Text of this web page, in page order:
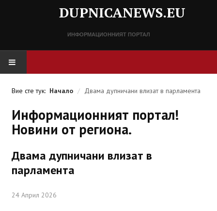
DUPNICANEWS.EU
ИНФОРМАЦИОННИЯТ ПОРТАЛ
НОВИНИ
СПРАВОЧНИК
Разписание
Важни телефонни номера
КОНТАКТИ
Вие сте тук: Начало / Двама дупничани влизат в парламента
Информационният портал!
Новини от региона.
Двама дупничани влизат в
парламента
24 Април 2026